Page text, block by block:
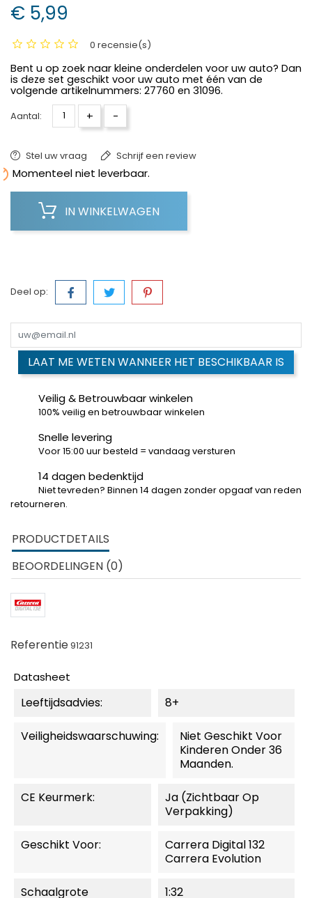
€ 5,99
0 recensie(s)
Bent u op zoek naar kleine onderdelen voor uw auto? Dan
is deze set geschikt voor uw auto met één van de
volgende artikelnummers: 27760 en 31096.
Aantal: + -
Stel uw vraag Schrijf een review
Momenteel niet leverbaar.
IN WINKELWAGEN
Deel op:
LAAT ME WETEN WANNEER HET BESCHIKBAAR IS
Veilig & Betrouwbaar winkelen
100% veilig en betrouwbaar winkelen
Snelle levering
Voor 15:00 uur besteld = vandaag versturen
14 dagen bedenktijd
Niet tevreden? Binnen 14 dagen zonder opgaaf van reden
retourneren.
PRODUCTDETAILS
BEOORDELINGEN (0)
Referentie91231
Datasheet
Leeftijdsadvies: 8+
Veiligheidswaarschuwing:
Niet Geschikt Voor
Kinderen Onder 36
Maanden.
CE Keurmerk:
Ja (zichtbaar Op
Verpakking)
Geschikt Voor:
Carrera Digital 132
Carrera Evolution
Schaalgrote
1:32